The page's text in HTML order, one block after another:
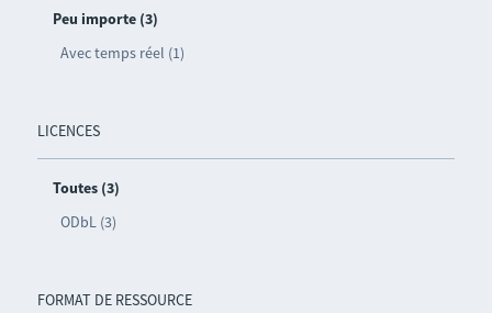
Peu importe (3)
Avec temps réel (1)
LICENCES
Toutes (3)
ODbL (3)
FORMAT DE RESSOURCE